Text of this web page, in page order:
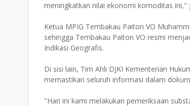
meningkatkan nilai ekonomi komoditas ini,"
Ketua MPIG Tembakau Paiton VO
sehingga Tembakau Paiton VO resmi
Indikasi Geografis.
Di sisi lain, Tim Ahli DJKI Kementerian
memastikan seluruh informasi dalam
"Hari ini kami melakukan pemeriksaan